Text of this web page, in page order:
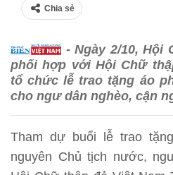
Chia sẻ
- Ngày 2/10, Hội
phối hợp với Hội Chữ
tổ chức lễ trao tặng áo
cho ngư dân nghèo, cận
Tham dự buổi lễ trao
nguyên Chủ tịch nước,